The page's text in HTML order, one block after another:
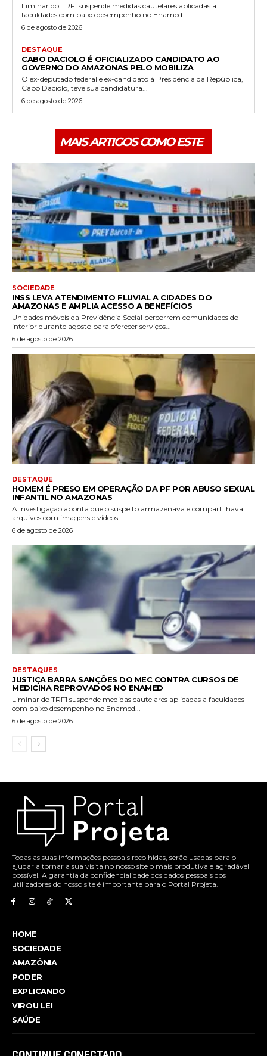
Liminar do TRF1 suspende medidas cautelares aplicadas a
faculdades com baixo desempenho no Enamed...
6 de agosto de 2026
DESTAQUE
CABO DACIOLO É OFICIALIZADO CANDIDATO AO
GOVERNO DO AMAZONAS PELO MOBILIZA
O ex-deputado federal e ex-candidato à Presidência da República,
Cabo Daciolo, teve sua candidatura...
6 de agosto de 2026
MAIS ARTIGOS COMO ESTE
SOCIEDADE
INSS LEVA ATENDIMENTO FLUVIAL A CIDADES DO
AMAZONAS E AMPLIA ACESSO A BENEFÍCIOS
Unidades móveis da Previdência Social percorrem comunidades do
interior durante agosto para oferecer serviços...
6 de agosto de 2026
DESTAQUE
HOMEM É PRESO EM OPERAÇÃO DA PF POR ABUSO SEXUAL
INFANTIL NO AMAZONAS
A investigação aponta que o suspeito armazenava e compartilhava
arquivos com imagens e vídeos...
6 de agosto de 2026
DESTAQUES
JUSTIÇA BARRA SANÇÕES DO MEC CONTRA CURSOS DE
MEDICINA REPROVADOS NO ENAMED
Liminar do TRF1 suspende medidas cautelares aplicadas a faculdades
com baixo desempenho no Enamed...
6 de agosto de 2026
Todas as suas informações pessoais recolhidas, serão usadas para o
ajudar a tornar a sua visita no nosso site o mais produtiva e agradável
possível. A garantia da confidencialidade dos dados pessoais dos
utilizadores do nosso site é importante para o Portal Projeta.
HOME
SOCIEDADE
AMAZÔNIA
PODER
EXPLICANDO
VIROU LEI
SAÚDE